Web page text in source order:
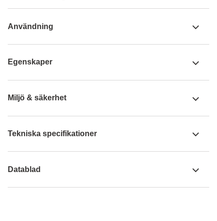
Användning
Egenskaper
Miljö & säkerhet
Tekniska specifikationer
Datablad